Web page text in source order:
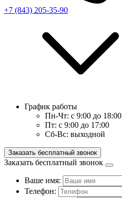
+7 (843) 205-35-90
График работы
Пн-Чт: с 9:00 до 18:00
Пт: с 9:00 до 17:00
Сб-Вс: выходной
Заказать бесплатный звонок
Заказать бесплатный звонок
Ваше имя:
Телефон: